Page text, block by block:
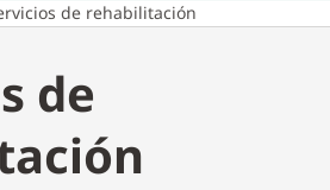
de rehabilitación
de